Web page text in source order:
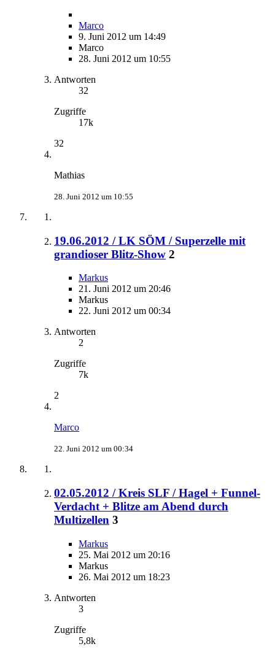
Marco
9. Juni 2012 um 14:49
Marco
28. Juni 2012 um 10:55
Antworten
32
Zugriffe
17k
32
Mathias
28. Juni 2012 um 10:55
19.06.2012 / LK SÖM / Superzelle mit
grandioser Blitz-Show 2
Markus
21. Juni 2012 um 20:46
Markus
22. Juni 2012 um 00:34
Antworten
2
Zugriffe
7k
2
Marco
22. Juni 2012 um 00:34
02.05.2012 / Kreis SLF / Hagel + Funnel-
Verdacht + Blitze am Abend durch
Multizellen 3
Markus
25. Mai 2012 um 20:16
Markus
26. Mai 2012 um 18:23
Antworten
3
Zugriffe
5,8k